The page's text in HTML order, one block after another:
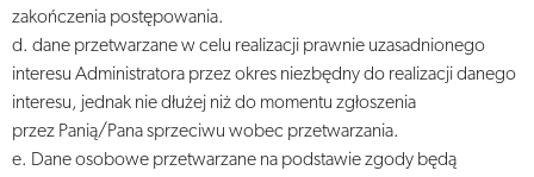
zakończenia postępowania.
d. dane przetwarzane w celu realizacji prawnie uzasadnionego
interesu Administratora przez okres niezbędny do realizacji danego
interesu, jednak nie dłużej niż do momentu zgłoszenia
przez Panią/Pana sprzeciwu wobec przetwarzania.
e. Dane osobowe przetwarzane na podstawie zgody będą